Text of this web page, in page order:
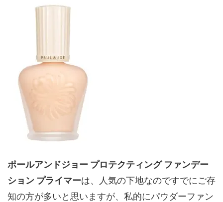
ポールアンドジョー プロテクティング ファンデー
ション プライマーは、人気の下地なのですでにご存
知の方が多いと思いますが、私的にパウダーファン